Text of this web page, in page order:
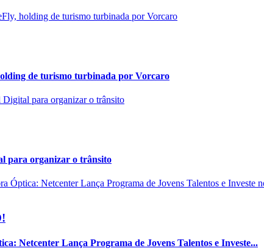
de turismo turbinada por Vorcaro
para organizar o trânsito
Netcenter Lança Programa de Jovens Talentos e Investe...